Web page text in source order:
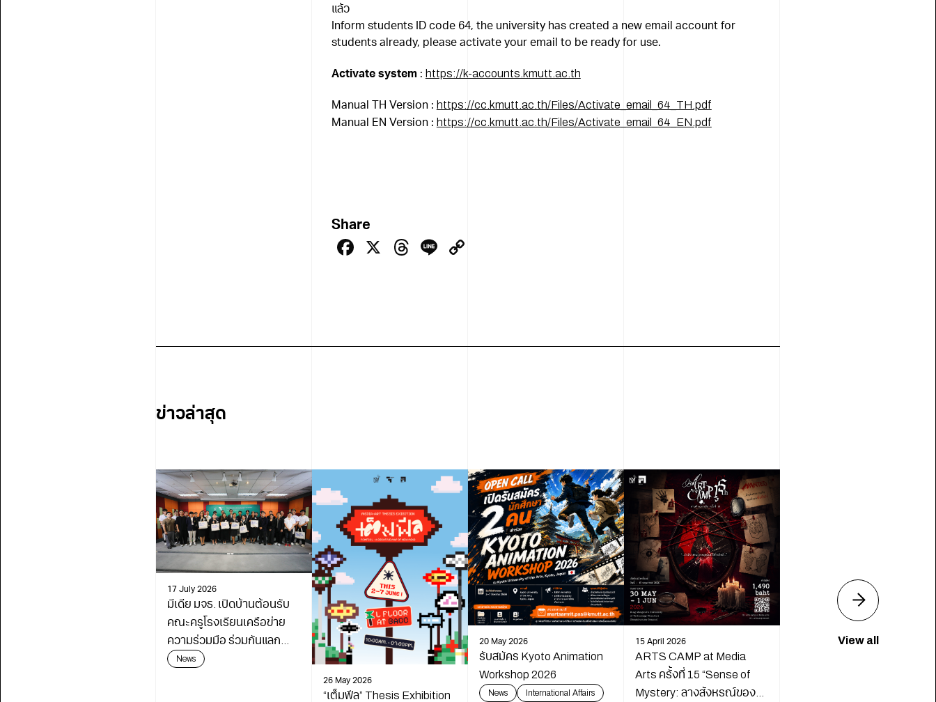
แล้ว
Inform students ID code 64, the university has created a new email account for
students already, please activate your email to be ready for use.
Activate system: https://k-accounts.kmutt.ac.th
Manual TH Version : https://cc.kmutt.ac.th/Files/Activate_email_64_TH.pdf
Manual EN Version : https://cc.kmutt.ac.th/Files/Activate_email_64_EN.pdf
Share
Facebook
X Threads
Line
ข่าวล่าสุด
17 July 2026
มีเดีย มจธ. เปิดบ้านต้อนรับ
คณะครูโรงเรียนเครือข่าย
ความร่วมมือ ร่วมกันแลก
เปลี่ยนเรียนรู้เดินหน้า
News
26 May 2026
“เต็มฟีล” Thesis Exhibition
20 May 2026
รับสมัคร Kyoto Animation
Workshop 2026
News International Affairs
15 April 2026
ARTS CAMP at Media
Arts ครั้งที่ 15 “Sense of
Mystery: ลางสังหรณ์ของ
View all